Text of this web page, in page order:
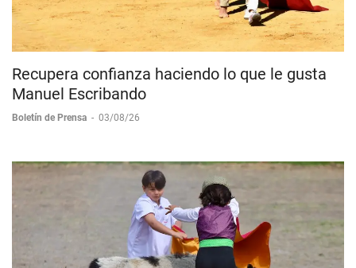
Recupera confianza haciendo lo que le gusta
Manuel Escribando
Boletín de Prensa - 03/08/26